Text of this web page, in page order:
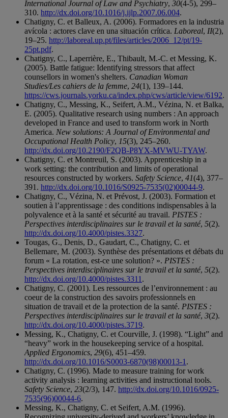
International Journal of Law and Psychiatry, 30(4-5), 299–
310. http://dx.doi.org/10.1016/j.ijlp.2007.06.004.
Chatigny, C. et Balleux, A. (2006). Formadores en la industria
avícola : actores clave en una situación crítica. Laboreal, II(2),
19–25. http://laboreal.up.pt/files/articles/2006_12/pt/19-
25pt.pdf.
Chatigny, C., Laperrière, E., Thibault, M.-C. et Messing, K.
(2005). Battle fatigue: Identifying stressors that affect
counsellors in women's shelters. Canadian Woman
Studies/Les cahiers de la femme, 24(1), 139–144.
https://cws.journals.yorku.ca/index.php/cws/article/view/6192.
Chatigny, C., Messing, K., Seifert, A.M., Vézina, N. et Balka,
E. (2005). Qualitative research using numbers : An approach
developed in France and used to transform work in North
America. New solutions: A Journal of Environmental and
Occupational Health Policy, 15(3), 245–260.
http://dx.doi.org/10.2190/F2QB-P8YX-MVWU-TYAW.
Chatigny, C. et Montreuil, S. (2003). Apprenticeship in a
work setting: the contribution and limits of operational
resources constructed by workers. Safety Science, 41(4), 377–
391. http://dx.doi.org/10.1016/S0925-7535(02)00044-9.
Chatigny, C., Vézina, N. et Prévost, J. (2003). Formation et
soutien à l’apprentissage : des conditions indispensables à la
polyvalence et à la santé et sécurité au travail. PISTES :
Perspectives interdisciplinaires sur le travail et la santé, 5(2).
http://dx.doi.org/10.4000/pistes.3327.
Tougas, G., Denis, D., Gaudart, C., Chatigny, C. et
Bellemare, M. (2003). Synthèse des présentations et débats du
forum « La rotation, est-ce une solution? ». PISTES :
Perspectives interdisciplinaires sur le travail et la santé, 5(2).
http://dx.doi.org/10.4000/pistes.3311 .
Chatigny, C. (2001). Les ressources de l’environnement : au
coeur de la construction des savoirs professionnels en
situation de travail et de la protection de la santé. PISTES :
Perspectives interdisciplinaires sur le travail et la santé, 3(2).
http://dx.doi.org/10.4000/pistes.3719.
Messing, K., Chatigny, C. et Courville, J. (1998). “Light” and
“heavy” work in the housekeeping service of a hospital.
Applied Ergonomics, 29(6), 451–459.
http://dx.doi.org/10.1016/S0003-6870(98)00013-1 .
Chatigny, C. (1996). Made to measure training for work
activity analysis : learning activities and instructional tools.
Safety Science, 23(2/3), 147. http://dx.doi.org/10.1016/0925-
7535(96)00044-6.
Messing, K., Chatigny, C. et Seifert, A.M. (1996).